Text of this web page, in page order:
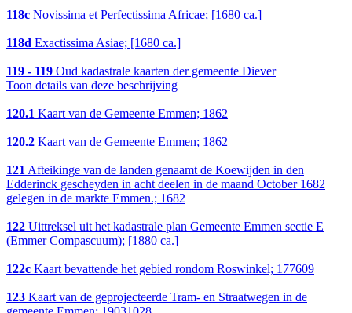
118c Novissima et Perfectissima Africae; [1680 ca.]
118d Exactissima Asiae; [1680 ca.]
119 - 119 Oud kadastrale kaarten der gemeente Diever
Toon details van deze beschrijving
120.1 Kaart van de Gemeente Emmen; 1862
120.2 Kaart van de Gemeente Emmen; 1862
121Afteikinge van de landen genaamt de Koewijden in den
Edderinck gescheyden in acht deelen in de maand October 1682
gelegen in de markte Emmen.; 1682
122 Uittreksel uit het kadastrale plan Gemeente Emmen sectie E
(Emmer Compascuum); [1880 ca.]
122c Kaart bevattende het gebied rondom Roswinkel; 177609
123 Kaart van de geprojecteerde Tram- en Straatwegen in de